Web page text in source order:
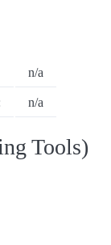
n/a
n/a
Tools)